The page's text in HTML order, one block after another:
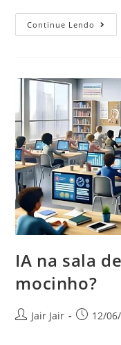
Continue Lendo
IA na sala
mocinho?
Jair Jair 12/